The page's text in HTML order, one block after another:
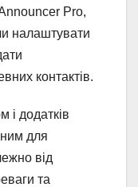
Pro,
налаштувати
контактів.
і додатків
для
від
та